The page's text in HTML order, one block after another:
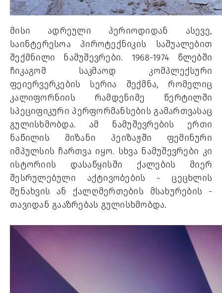
მისი ადრეული პერიოდიდან ასევე,
საინტერესოა პიროტექნიკის საშუალებით
შექმნილი ნამუშევრები. 1968-1974 წლებში
ჩიკაგომ საკმაოდ კომპლექსური
ფეიერვერკების სერია შექმნა, რომელიც
კალიფორნიის რამდენიმე წერტილში
სპეციფიკური პერფორმანსების გამართვასაც
გულისხმობდა. ამ ნამუშევრების ერთი
ნაწილის მიზანი პეიზაჟში ფემინური
იმპულსის ჩართვა იყო. სხვა ნამუშევრები კი
ისტორიის დასაწყისში ქალების მიერ
შესრულებული აქტივობების - ცეცხლის
შენახვის ან ქალღმერთების მსახურების -
თავიდან გააზრებას გულისხმობდა.